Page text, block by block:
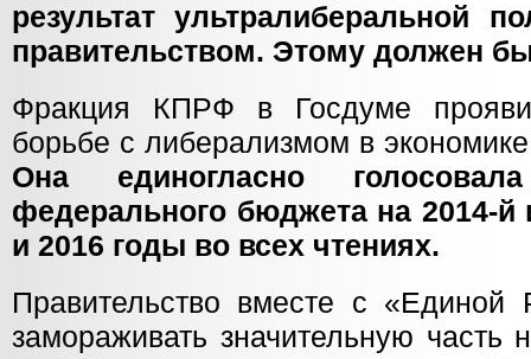
результат ультралиберальной
правительством. Этому должен
Фракция КПРФ в Госдуме
борьбе с либерализмом в
Она единогласно
федерального бюджета на 2014-
и 2016 годы во всех чтениях.
Правительство вместе с «Единой
замораживать значительную часть